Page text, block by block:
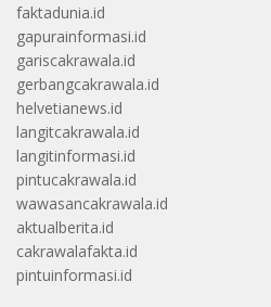
faktadunia.id
gapurainformasi.id
gariscakrawala.id
gerbangcakrawala.id
helvetianews.id
langitcakrawala.id
langitinformasi.id
pintucakrawala.id
wawasancakrawala.id
aktualberita.id
cakrawalafakta.id
pintuinformasi.id